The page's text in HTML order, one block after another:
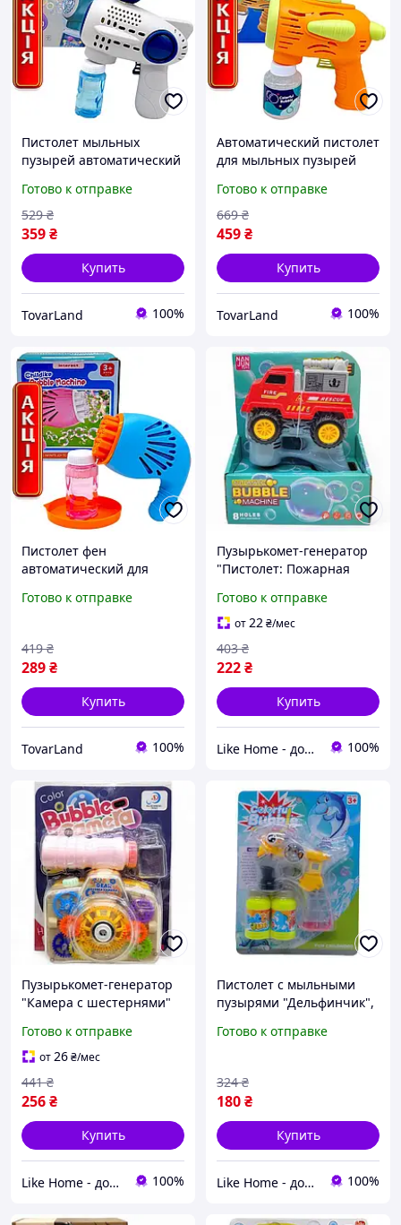
Пистолет мыльных
пузырей автоматический
отверстий бело-синий
космический дизайн
Готово к отправке
359₴
529 ₴
Купить
TovarLand 100%
Автоматический пистолет
для мыльных пузырей
детская игрушка для
мальчика и девочки
Готово к отправке
459₴
669 ₴
Купить
TovarLand 100%
Пистолет фен
автоматический для
оранжевый детский
3+
Готово к отправке
289₴
419 ₴
Купить
TovarLand 100%
Пузырькомет-генератор
"Пистолет: Пожарная
Готово к отправке
от22₴/мес
222₴
403 ₴
Купить
Like Home - домашний уют для всей семьи. Будьте как дома 🤗 100%
Пузырькомет-генератор
"Камера с шестернями"
(264454)
Готово к отправке
от26₴/мес
256₴
441 ₴
Купить
Like Home - домашний уют для всей семьи. Будьте как дома 🤗 100%
Пистолет с мыльными
пузырями "Дельфинчик",
(241091)
Готово к отправке
180₴
324 ₴
Купить
Like Home - домашний уют для всей семьи. Будьте как дома 🤗 100%